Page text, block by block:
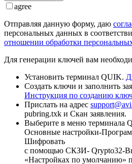
agree
Отправляя данную форму, даю
персональных данных в
отношении обработки
Для генерации ключей вам
Установить терминал QUIK.
Создать ключи и заполнить
Инструкция по созданию
Прислать на адрес
pubring.txk и Скан заявления.
Выберите в меню терминала
Основные настройки-
Шифровать
с помощью СКЗИ- Qrypto32-
«Настройках по умолчанию»